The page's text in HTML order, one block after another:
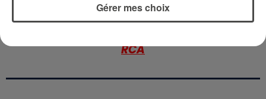
RETROUVEZ TOUTE L'ACTU DE LA RÉGION ET
RECEVEZ LES ALERTES INFOS DE LA RÉDACTION
RCA
Gérer mes choix